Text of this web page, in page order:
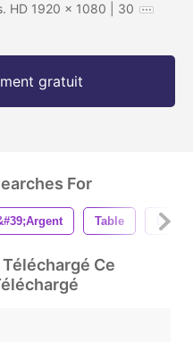
HD 1920 x 1080 | 30
gratuit
For
Table La
Ce